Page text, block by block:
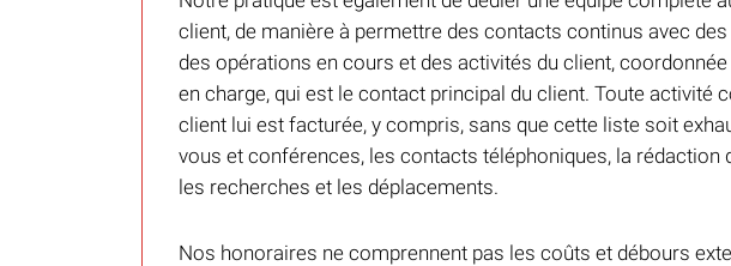
client, de manière à permettre des contacts continus avec
des opérations en cours et des activités du client,
en charge, qui est le contact principal du client. Toute activité
client lui est facturée, y compris, sans que cette liste soit
vous et conférences, les contacts téléphoniques, la rédaction
les recherches et les déplacements.
Nos honoraires ne comprennent pas les coûts et débours